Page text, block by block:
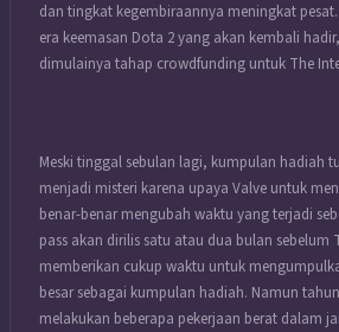
dan tingkat kegembiraannya meningkat
era keemasan Dota 2 yang akan kembali
dimulainya tahap crowdfunding untuk The
Meski tinggal sebulan lagi, kumpulan hadiah
menjadi misteri karena upaya Valve untuk
benar-benar mengubah waktu yang terjadi
pass akan dirilis satu atau dua bulan sebelum
memberikan cukup waktu untuk
besar sebagai kumpulan hadiah. Namun
melakukan beberapa pekerjaan berat dalam